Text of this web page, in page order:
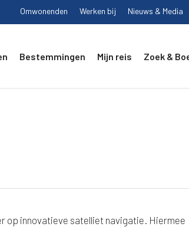
Omwonenden Werken bij Nieuws & Media
Bestemmingen Mijn reis Zoek &
op innovatieve satelliet navigatie. Hiermee